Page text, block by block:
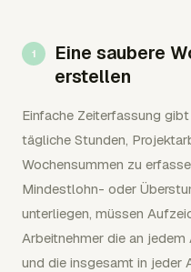
Eine saubere
erstellen
Einfache Zeiterfassung
tägliche Stunden,
Wochensummen zu
Mindestlohn- oder
unterliegen, müssen
Arbeitnehmer die an
und die insgesamt in jeder